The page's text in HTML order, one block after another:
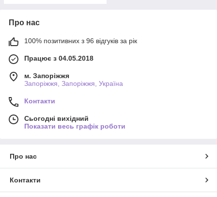
Про нас
100% позитивних з 96 відгуків за рік
Працює з 04.05.2018
м. Запоріжжя
Запоріжжя, Запоріжжя, Україна
Контакти
Сьогодні вихідний
Показати весь графік роботи
Про нас
Контакти